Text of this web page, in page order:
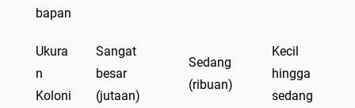
bapan
Ukura
n
Koloni
Sangat
besar
(jutaan)
Sedang
(ribuan)
Kecil
hingga
sedang